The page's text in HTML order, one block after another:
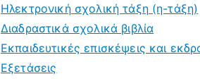
Ηλεκτρονική σχολική τάξη (η-τάξη)
Διαδραστικά σχολικά βιβλία
Εκπαιδευτικές επισκέψεις και
Εξετάσεις